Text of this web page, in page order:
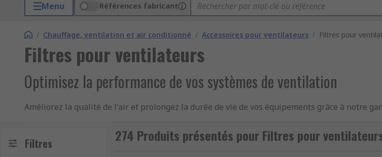
Menu Références fabricant
/ Chauffage, ventilation et air conditionné / Accessoires pour ventilateurs / Filtres pour
Filtres pour ventilateurs
Optimisez la performance de vos systèmes de ventilation
Améliorez la qualité de l'air et prolongez la durée de vie de vos équipements grâce à notre
Filtres 274 Produits présentés pour Filtres pour